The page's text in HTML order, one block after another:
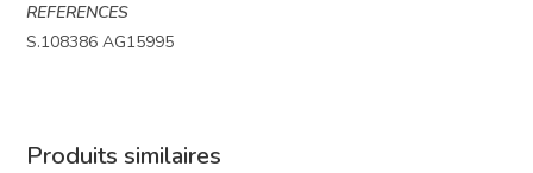
REFERENCES
S.108386 AG15995
Produits similaires